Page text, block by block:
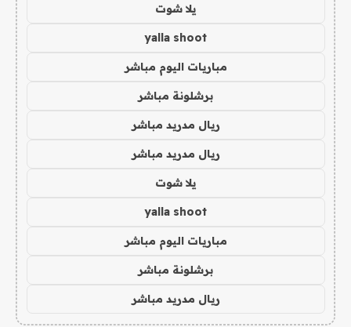
يلا شوت
yalla shoot
مباريات اليوم مباشر
برشلونة مباشر
ريال مدريد مباشر
ريال مدريد مباشر
يلا شوت
yalla shoot
مباريات اليوم مباشر
برشلونة مباشر
ريال مدريد مباشر